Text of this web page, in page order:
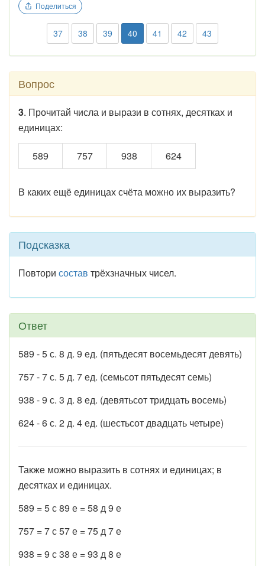
Поделиться
37 38 39 40 41 42 43
Вопрос
3. Прочитай числа и вырази в сотнях, десятках и
единицах:
589 757 938 624
В каких ещё единицах счёта можно их выразить?
Подсказка
Повтори состав трёхзначных чисел.
Ответ
589 - 5 с. 8 д. 9 ед. (пятьдесят восемьдесят девять)
757 - 7 с. 5 д. 7 ед. (семьсот пятьдесят семь)
938 - 9 с. 3 д. 8 ед. (девятьсот тридцать восемь)
624 - 6 с. 2 д. 4 ед. (шестьсот двадцать четыре)
Также можно выразить в сотнях и единицах; в
десятках и единицах.
589 = 5 с 89 е = 58 д 9 е
757 = 7 с 57 е = 75 д 7 е
938 = 9 с 38 е = 93 д 8 е